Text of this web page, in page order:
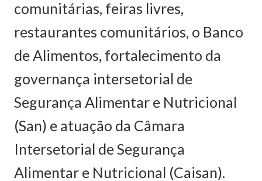
comunitárias, feiras livres,
restaurantes comunitários, o Banco
de Alimentos, fortalecimento da
governança intersetorial de
Segurança Alimentar e Nutricional
(San) e atuação da Câmara
Intersetorial de Segurança
Alimentar e Nutricional (Caisan).